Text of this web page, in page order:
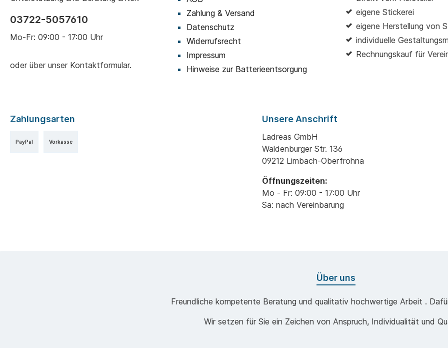
03722-5057610
Mo-Fr: 09:00 - 17:00 Uhr
oder über unser Kontaktformular.
Zahlung & Versand
Datenschutz
Widerrufsrecht
Impressum
Hinweise zur Batterieentsorgung
eigene Stickerei
eigene Herstellung von
individuelle
Rechnungskauf für
Zahlungsarten
PayPal Vorkasse
Unsere Anschrift
Ladreas GmbH
Waldenburger Str. 136
09212 Limbach-Oberfrohna
Öffnungszeiten:
Mo - Fr: 09:00 - 17:00 Uhr
Sa: nach Vereinbarung
Über uns
Freundliche kompetente Beratung und qualitativ hochwertige Arbeit .
Wir setzen für Sie ein Zeichen von Anspruch, Individualität und